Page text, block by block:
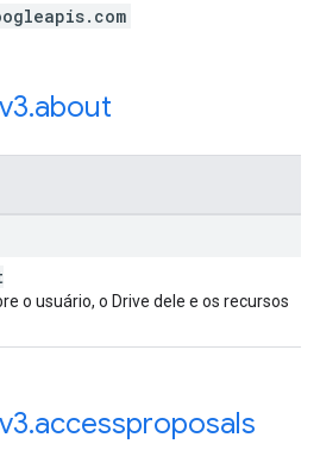
v3.about
o usuário, o Drive dele e os recursos
v3.accessproposals